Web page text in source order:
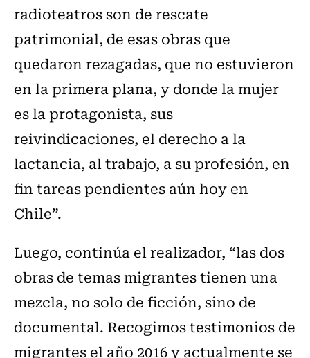
radioteatros son de rescate
patrimonial, de esas obras que
quedaron rezagadas, que no estuvieron
en la primera plana, y donde la mujer
es la protagonista, sus
reivindicaciones, el derecho a la
lactancia, al trabajo, a su profesión, en
fin tareas pendientes aún hoy en
Chile”.
Luego, continúa el realizador, “las dos
obras de temas migrantes tienen una
mezcla, no solo de ficción, sino de
documental. Recogimos testimonios de
migrantes el año 2016 y actualmente se